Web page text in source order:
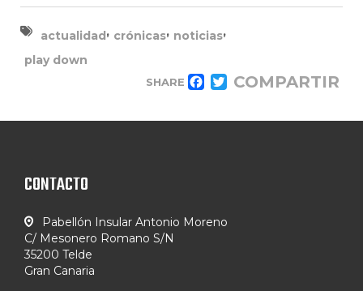
actualidad , crónicas, noticias,
play down
SHARE FACEBOOK
TWITTER
COMPARTIR
CONTACTO
Pabellón Insular Antonio Moreno
C/ Mesonero Romano S/N
35200 Telde
Gran Canaria